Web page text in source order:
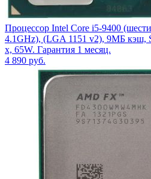
Процессор Intel Core i5-9400
4.1GHz), (LGA 1151 v2), 9МБ кэш,
x, 65W. Гарантия 1 месяц.
4 890 руб.